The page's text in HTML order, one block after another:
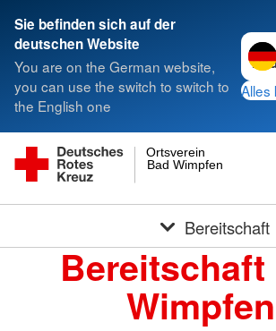
Sie befinden sich auf der
deutschen Website
You are on the German website,
you can use the switch to switch to
the English one
Alles
Bad Wimpfen
Ortsverein
Bereitschaft
Bereitschaft
Wimpfen